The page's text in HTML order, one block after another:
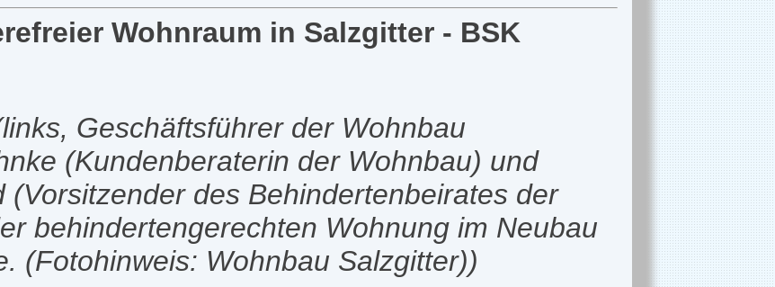
Wohnraum in Salzgitter - BSK
Geschäftsführer der Wohnbau
(Kundenberaterin der Wohnbau) und
(Vorsitzender des Behindertenbeirates der
behindertengerechten Wohnung im Neubau
(Fotohinweis: Wohnbau Salzgitter))